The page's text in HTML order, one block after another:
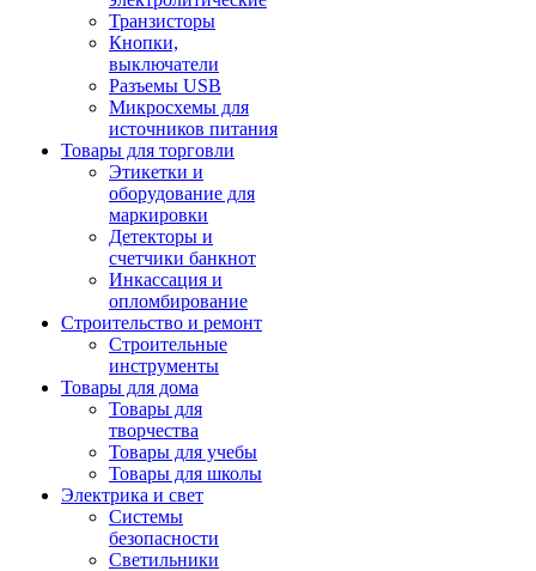
Транзисторы
Кнопки,
выключатели
Разъемы USB
Микросхемы для
источников питания
Товары для торговли
Этикетки и
оборудование для
маркировки
Детекторы и
счетчики банкнот
Инкассация и
опломбирование
Строительство и ремонт
Строительные
инструменты
Товары для дома
Товары для
творчества
Товары для учебы
Товары для школы
Электрика и свет
Системы
безопасности
Светильники